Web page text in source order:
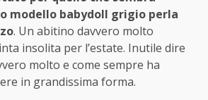
modello babydoll grigio perla
. Un abitino davvero molto
insolita per l’estate. Inutile dire
molto e come sempre ha
in grandissima forma.